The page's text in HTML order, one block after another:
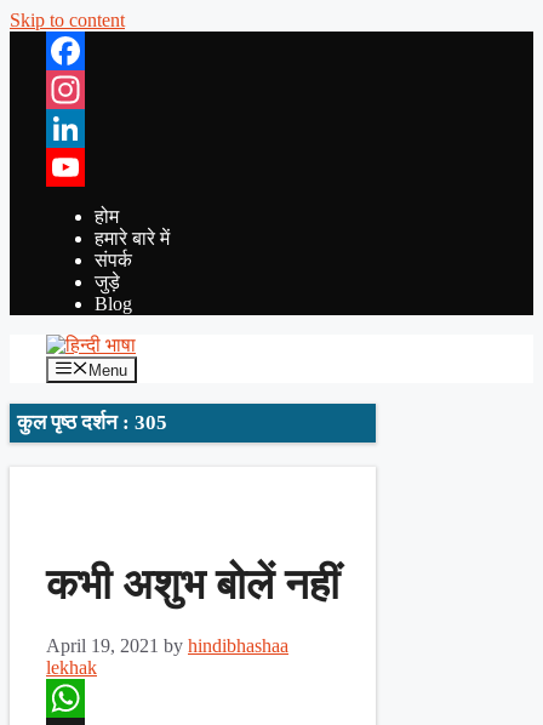
Skip to content
Facebook
Instagram
LinkedIn
YouTube
होम
हमारे बारे में
संपर्क
जुड़े
Blog
Menu
कुल पृष्ठ दर्शन : 305
कभी अशुभ बोलें नहीं
April 19, 2021 by hindibhashaa
lekhak